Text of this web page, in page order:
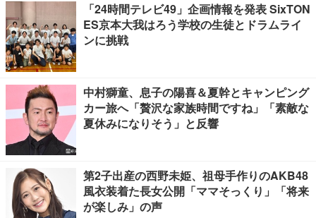
「24時間テレビ49」企画情報を発表 SixTON
ES京本大我はろう学校の生徒とドラムライ
ンに挑戦
中村獅童、息子の陽喜＆夏幹とキャンピング
カー旅へ「贅沢な家族時間ですね」「素敵な
夏休みになりそう」と反響
第2子出産の西野未姫、祖母手作りのAKB48
風衣装着た長女公開「ママそっくり」「将来
が楽しみ」の声